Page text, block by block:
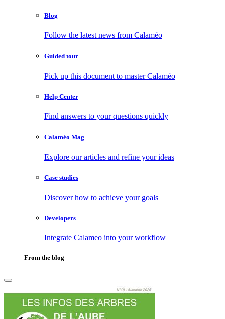
Blog
Follow the latest news from Calaméo
Guided tour
Pick up this document to master Calaméo
Help Center
Find answers to your questions quickly
Calaméo Mag
Explore our articles and refine your ideas
Case studies
Discover how to achieve your goals
Developers
Integrate Calameo into your workflow
From the blog